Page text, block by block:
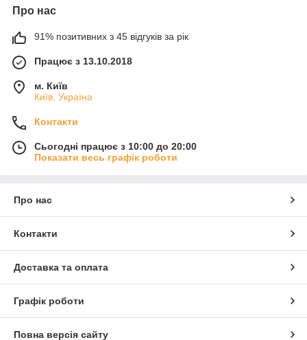
Про нас
91% позитивних з 45 відгуків за рік
Працює з 13.10.2018
м. Київ
Київ, Україна
Контакти
Сьогодні працює з 10:00 до 20:00
Показати весь графік роботи
Про нас
Контакти
Доставка та оплата
Графік роботи
Повна версія сайту